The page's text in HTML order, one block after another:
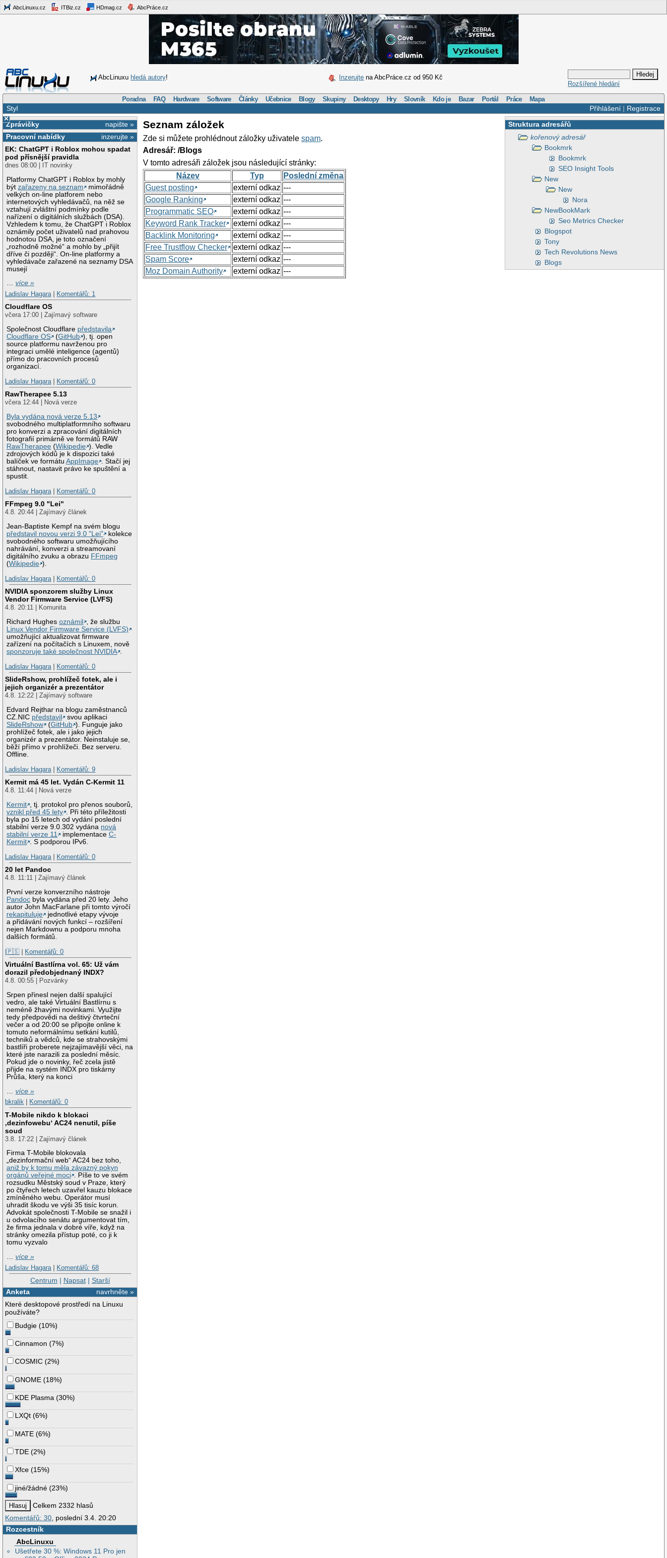
AbcLinuxu.cz ITBiz.cz HDmag.cz AbcPráce.cz
AbcLinuxu hledá autory! Inzerujte na AbcPráce.cz od 950 Kč
Rozšířené hledání
Poradna FAQ Hardware Software Články Učebnice Blogy Skupiny Desktopy Hry Slovník Kdo je Bazar Portál Práce Mapa
Přihlášení| Registrace
Styl
×
napište »
Zprávičky
inzerujte »
Pracovní nabídky
EK: ChatGPT i Roblox mohou spadat
pod přísnější pravidla
dnes 08:00 | IT novinky
Platformy ChatGPT i Roblox by mohly
býtzařazeny na seznam
mimořádně
velkých on-line platforem nebo
internetových vyhledávačů, na něž se
vztahují zvláštní podmínky podle
nařízení o digitálních službách (DSA).
Vzhledem k tomu, že ChatGPT i Roblox
oznámily počet uživatelů nad prahovou
hodnotou DSA, je toto označení
„rozhodně možné“ a mohlo by „přijít
dříve či později“. On-line platformy a
vyhledávače zařazené na seznamy DSA
musejí
…více »
Ladislav Hagara
Komentářů: 1
Cloudflare OS
včera 17:00 | Zajímavý software
Společnost Cloudflare představila
Cloudflare OS
(GitHub ), tj. open
source platformu navrženou pro
integraci umělé inteligence (agentů)
přímo do pracovních procesů
organizací.
Ladislav Hagara
Komentářů: 0
RawTherapee 5.13
včera 12:44 | Nová verze
Byla vydána nová verze 5.13
svobodného multiplatformního softwaru
pro konverzi a zpracování digitálních
fotografií primárně ve formátů RAW
RawTherapee (Wikipedie ). Vedle
zdrojových kódů je k dispozici také
balíček ve formátuAppImage . Stačí jej
stáhnout, nastavit právo ke spuštění a
spustit.
Ladislav Hagara
Komentářů: 0
FFmpeg 9.0 "Lei"
4.8. 20:44 | Zajímavý článek
Jean-Baptiste Kempf na svém blogu
představil novou verzi 9.0 "Lei"
kolekce
svobodného softwaru umožňujícího
nahrávání, konverzi a streamovaní
digitálního zvuku a obrazu FFmpeg
(Wikipedie ).
Ladislav Hagara
Komentářů: 0
NVIDIA sponzorem služby Linux
Vendor Firmware Service (LVFS)
4.8. 20:11 | Komunita
Richard Hughesoznámil
, že službu
Linux Vendor Firmware Service (LVFS)
umožňující aktualizovat firmware
zařízení na počítačích s Linuxem, nově
sponzoruje také společnost NVIDIA .
Ladislav Hagara | Komentářů: 0
SlideRshow, prohlížeč fotek, ale i
jejich organizér a prezentátor
4.8. 12:22 | Zajímavý software
Edvard Rejthar na blogu zaměstnanců
CZ.NIC představil
svou aplikaci
SlideRshow
(GitHub ). Funguje jako
prohlížeč fotek, ale i jako jejich
organizér a prezentátor. Neinstaluje se,
běží přímo v prohlížeči. Bez serveru.
Offline.
Ladislav Hagara | Komentářů: 9
Kermit má 45 let. Vydán C-Kermit 11
4.8. 11:44 | Nová verze
Kermit , tj. protokol pro přenos souborů,
vznikl před 45 lety . Při této příležitosti
byla po 15 letech od vydání poslední
stabilní verze 9.0.302 vydána nová
stabilní verze 11
implementaceC-
Kermit . S podporou IPv6.
Ladislav Hagara | Komentářů: 0
20 let Pandoc
4.8. 11:11 | Zajímavý článek
První verze konverzního nástroje
Pandoc byla vydána před 20 lety. Jeho
autor John MacFarlane při tomto výročí
rekapituluje
jednotlivé etapy vývoje
a přidávání nových funkcí – rozšíření
nejen Markdownu a podporu mnoha
dalších formátů.
|🇵🇸 | Komentářů: 0
Virtuální Bastlírna vol. 65: Už vám
dorazil předobjednaný INDX?
4.8. 00:55 | Pozvánky
Srpen přinesl nejen další spalující
vedro, ale také Virtuální Bastlírnu s
neméně žhavými novinkami. Využijte
tedy předpovědi na deštivý čtvrteční
večer a od 20:00 se připojte online k
tomuto neformálnímu setkání kutilů,
techniků a vědců, kde se strahovskými
bastlíři proberete nejzajímavější věci, na
které jste narazili za poslední měsíc.
Pokud jde o novinky, řeč zcela jistě
přijde na systém INDX pro tiskárny
Průša, který na konci
…více »
bkralik
Komentářů: 0
T-Mobile nikdo k blokaci
‚dezinfowebu‘ AC24 nenutil, píše
soud
3.8. 17:22 | Zajímavý článek
Firma T-Mobile blokovala
„dezinformační web“ AC24 bez toho,
aniž by k tomu měla závazný pokyn
orgánů veřejné moci . Píše to ve svém
rozsudku Městský soud v Praze, který
po čtyřech letech uzavřel kauzu blokace
zmíněného webu. Operátor musí
uhradit škodu ve výši 35 tisíc korun.
Advokát společnosti T-Mobile se snažil i
u odvolacího senátu argumentovat tím,
že firma jednala v dobré víře, když na
stránky omezila přístup poté, co ji k
tomu vyzvalo
…více »
Ladislav Hagara | Komentářů: 68
Centrum | Napsat| Starší
navrhněte »
Anketa
Které desktopové prostředí na Linuxu
používáte?
Budgie (10%)
Cinnamon (7%)
COSMIC (2%)
GNOME (18%)
KDE Plasma (30%)
LXQt (6%)
MATE (6%)
TDE (2%)
Xfce (15%)
jiné/žádné (23%)
Celkem 2332 hlasů
Komentářů: 30, poslední 3.4. 20:20
Rozcestník
AbcLinuxu
Ušetřete 30 %: Windows 11 Pro jen
Struktura adresářů
kořenový adresář
Bookmrk
Bookmrk
SEO Insight Tools
New
New
Nora
NewBookMark
Seo Metrics Checker
Blogspot
Tony
Tech Revolutions News
Blogs
Seznam záložek
Zde si můžete prohlédnout záložky uživatelespam.
Adresář: /Blogs
V tomto adresáři záložek jsou následující stránky:
Název
Typ
Poslední změna
Guest posting
externí odkaz ---
Google Ranking
externí odkaz ---
Programmatic SEO
externí odkaz ---
Keyword Rank Tracker
externí odkaz ---
Backlink Monitoring
externí odkaz ---
Free Trustflow Checker
externí odkaz ---
Spam Score
externí odkaz ---
Moz Domain Authority
externí odkaz ---